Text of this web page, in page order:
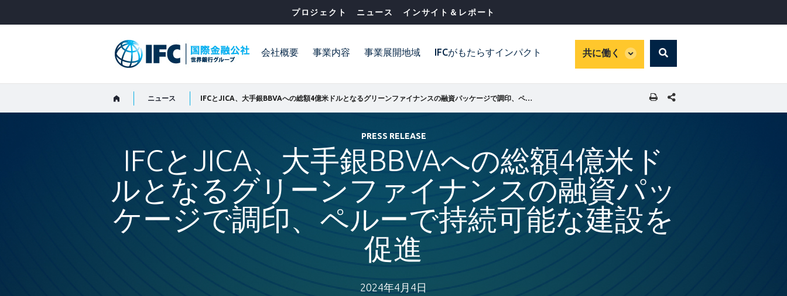
プロジェクト ニュース インサイト＆レポート
会社概要 事業内容 事業展開地域 IFCがもたらすインパクト 共に働く
global
Search
ニュース SHARE THIS PAGE
PRESS RELEASE
IFCとJICA、大手銀BBVAへの総額4億米ド
ルとなるグリーンファイナンスの融資パッ
ケージで調印、ペルーで持続可能な建設を
促進
2024年4月4日